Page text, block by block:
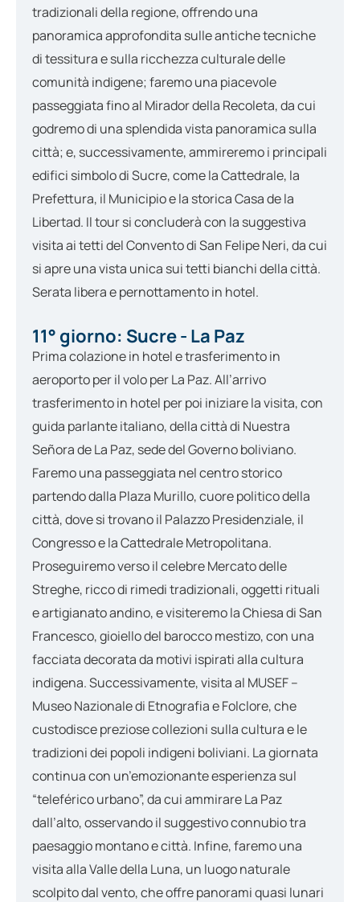
tradizionali della regione, offrendo una
panoramica approfondita sulle antiche tecniche
di tessitura e sulla ricchezza culturale delle
comunità indigene; faremo una piacevole
passeggiata fino al Mirador della Recoleta, da cui
godremo di una splendida vista panoramica sulla
città; e, successivamente, ammireremo i principali
edifici simbolo di Sucre, come la Cattedrale, la
Prefettura, il Municipio e la storica Casa de la
Libertad. Il tour si concluderà con la suggestiva
visita ai tetti del Convento di San Felipe Neri, da cui
si apre una vista unica sui tetti bianchi della città.
Serata libera e pernottamento in hotel.
11° giorno: Sucre - La Paz
Prima colazione in hotel e trasferimento in
aeroporto per il volo per La Paz. All’arrivo
trasferimento in hotel per poi iniziare la visita, con
guida parlante italiano, della città di Nuestra
Señora de La Paz, sede del Governo boliviano.
Faremo una passeggiata nel centro storico
partendo dalla Plaza Murillo, cuore politico della
città, dove si trovano il Palazzo Presidenziale, il
Congresso e la Cattedrale Metropolitana.
Proseguiremo verso il celebre Mercato delle
Streghe, ricco di rimedi tradizionali, oggetti rituali
e artigianato andino, e visiteremo la Chiesa di San
Francesco, gioiello del barocco mestizo, con una
facciata decorata da motivi ispirati alla cultura
indigena. Successivamente, visita al MUSEF –
Museo Nazionale di Etnografia e Folclore, che
custodisce preziose collezioni sulla cultura e le
tradizioni dei popoli indigeni boliviani. La giornata
continua con un’emozionante esperienza sul
“teleférico urbano”, da cui ammirare La Paz
dall’alto, osservando il suggestivo connubio tra
paesaggio montano e città. Infine, faremo una
visita alla Valle della Luna, un luogo naturale
scolpito dal vento, che offre panorami quasi lunari